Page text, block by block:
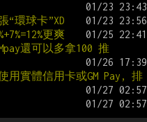
“環球卡”XD
更爽
還可以多拿100 推
用實體信用卡或GM Pay, 排